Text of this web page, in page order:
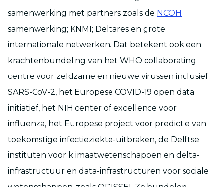
samenwerking met partners zoals de NCOH
samenwerking; KNMI; Deltares en grote
internationale netwerken. Dat betekent ook een
krachtenbundeling van het WHO collaborating
centre voor zeldzame en nieuwe virussen inclusief
SARS-CoV-2, het Europese COVID-19 open data
initiatief, het NIH center of excellence voor
influenza, het Europese project voor predictie van
toekomstige infectieziekte-uitbraken, de Delftse
instituten voor klimaatwetenschappen en delta-
infrastructuur en data-infrastructuren voor sociale